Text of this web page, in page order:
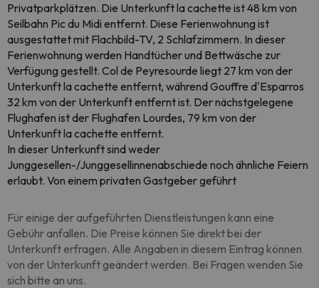
Privatparkplätzen. Die Unterkunft la cachette ist 48 km von
Seilbahn Pic du Midi entfernt. Diese Ferienwohnung ist
ausgestattet mit Flachbild-TV, 2 Schlafzimmern. In dieser
Ferienwohnung werden Handtücher und Bettwäsche zur
Verfügung gestellt. Col de Peyresourde liegt 27 km von der
Unterkunft la cachette entfernt, während Gouffre d'Esparros
32 km von der Unterkunft entfernt ist. Der nächstgelegene
Flughafen ist der Flughafen Lourdes, 79 km von der
Unterkunft la cachette entfernt.
In dieser Unterkunft sind weder
Junggesellen-/Junggesellinnenabschiede noch ähnliche Feiern
erlaubt. Von einem privaten Gastgeber geführt
Für einige der aufgeführten Dienstleistungen kann eine
Gebühr anfallen. Die Preise können Sie direkt bei der
Unterkunft erfragen. Alle Angaben in diesem Eintrag können
von der Unterkunft geändert werden. Bei Fragen wenden Sie
sich bitte an uns.